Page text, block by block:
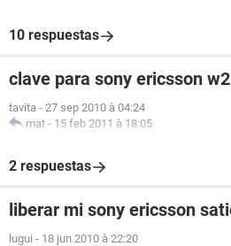
10 respuestas
clave para sony ericsson
tavita - 27 sep 2010 à 04:24
mat - 15 feb 2011 à 18:05
2 respuestas
liberar mi sony ericsson
lugui - 18 jun 2010 à 22:20